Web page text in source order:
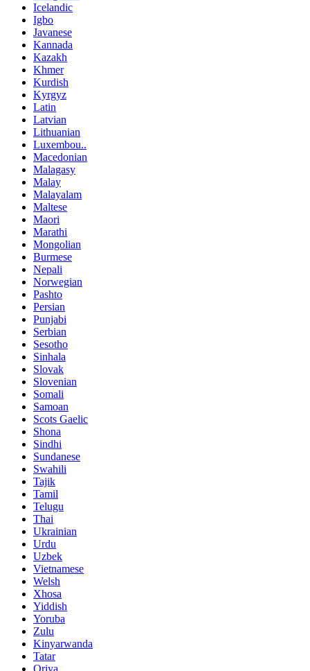
Icelandic
Igbo
Javanese
Kannada
Kazakh
Khmer
Kurdish
Kyrgyz
Latin
Latvian
Lithuanian
Luxembou..
Macedonian
Malagasy
Malay
Malayalam
Maltese
Maori
Marathi
Mongolian
Burmese
Nepali
Norwegian
Pashto
Persian
Punjabi
Serbian
Sesotho
Sinhala
Slovak
Slovenian
Somali
Samoan
Scots Gaelic
Shona
Sindhi
Sundanese
Swahili
Tajik
Tamil
Telugu
Thai
Ukrainian
Urdu
Uzbek
Vietnamese
Welsh
Xhosa
Yiddish
Yoruba
Zulu
Kinyarwanda
Tatar
Oriya